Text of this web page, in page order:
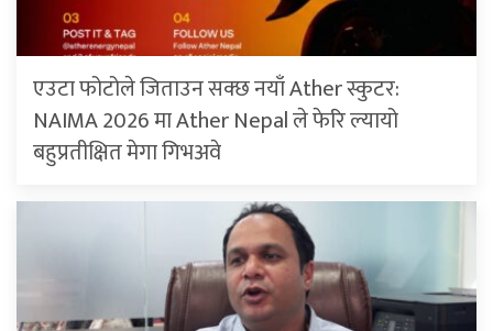
एउटा फोटोले जिताउन सक्छ नयाँ Ather स्कुटर:
NAIMA 2026 मा Ather Nepal ले फेरि ल्यायो
बहुप्रतीक्षित मेगा गिभअवे